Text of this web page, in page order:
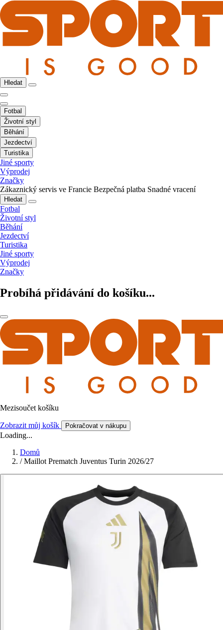
Hledat
Fotbal
Životní styl
Běhání
Jezdectví
Turistika
Jiné sporty
Výprodej
Značky
Zákaznický servis ve Francie Bezpečná platba Snadné vracení
Hledat
Fotbal
Životní styl
Běhání
Jezdectví
Turistika
Jiné sporty
Výprodej
Značky
Probíhá přidávání do košíku...
Mezisoučet košíku
Zobrazit můj košík Pokračovat v nákupu
Loading...
Domů
/ Maillot Prematch Juventus Turin 2026/27